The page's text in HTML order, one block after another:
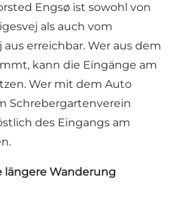
Engsø ist sowohl von
als auch vom
aus erreichbar. Wer aus dem
kann die Eingänge am
Wer mit dem Auto
Schrebergartenverein
des Eingangs am
längere Wanderung